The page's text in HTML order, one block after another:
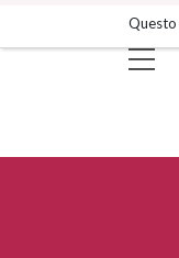
ai
|
Questo